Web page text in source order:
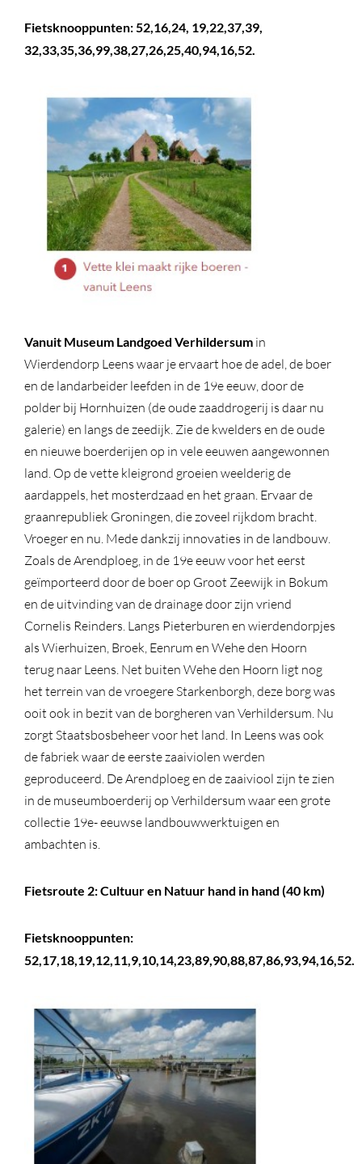
Fietsknooppunten: 52,16,24, 19,22,37,39,
32,33,35,36,99,38,27,26,25,40,94,16,52.
Vanuit Museum Landgoed Verhildersum in
Wierdendorp Leens waar je ervaart hoe de adel, de boer
en de landarbeider leefden in de 19e eeuw, door de
polder bij Hornhuizen (de oude zaaddrogerij is daar nu
galerie) en langs de zeedijk. Zie de kwelders en de oude
en nieuwe boerderijen op in vele eeuwen aangewonnen
land. Op de vette kleigrond groeien weelderig de
aardappels, het mosterdzaad en het graan. Ervaar de
graanrepubliek Groningen, die zoveel rijkdom bracht.
Vroeger en nu. Mede dankzij innovaties in de landbouw.
Zoals de Arendploeg, in de 19e eeuw voor het eerst
geïmporteerd door de boer op Groot Zeewijk in Bokum
en de uitvinding van de drainage door zijn vriend
Cornelis Reinders. Langs Pieterburen en wierdendorpjes
als Wierhuizen, Broek, Eenrum en Wehe den Hoorn
terug naar Leens. Net buiten Wehe den Hoorn ligt nog
het terrein van de vroegere Starkenborgh, deze borg was
ooit ook in bezit van de borgheren van Verhildersum. Nu
zorgt Staatsbosbeheer voor het land. In Leens was ook
de fabriek waar de eerste zaaiviolen werden
geproduceerd. De Arendploeg en de zaaiviool zijn te zien
in de museumboerderij op Verhildersum waar een grote
collectie 19e- eeuwse landbouwwerktuigen en
ambachten is.
Fietsroute 2: Cultuur en Natuur hand in hand (40 km)
Fietsknooppunten:
52,17,18,19,12,11,9,10,14,23,89,90,88,87,86,93,94,16,52.